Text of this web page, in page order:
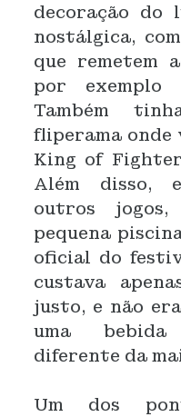
decoração do
nostálgica,
que remetem
por exemplo
Também
fliperama onde
King of
Além disso,
outros
pequena
oficial do
custava
justo, e não
uma
diferente da
Um dos